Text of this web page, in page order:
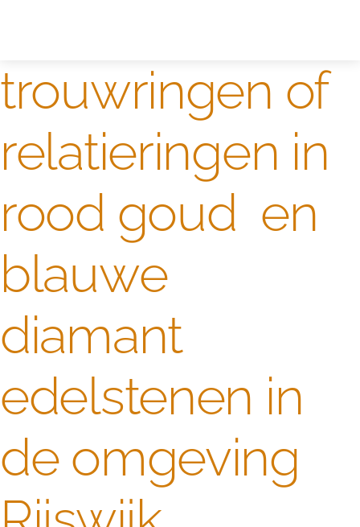
trouwringen of
relatieringen in
rood goud en
blauwe
diamant
edelstenen in
de omgeving